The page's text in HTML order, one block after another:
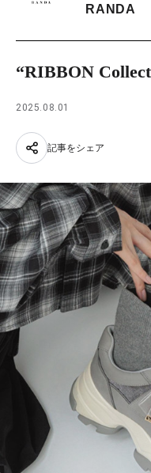
RANDA
“RIBBON
2025.08.01
記事をシェア